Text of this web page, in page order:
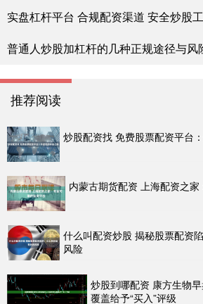
实盘杠杆平台 合规配资渠道 安全炒股
普通人炒股加杠杆的几种正规途径与风
推荐阅读
炒股配资找 免费股票配资平台
内蒙古期货配资 上海配资之
什么叫配资炒股 揭秘股票配资
风险
炒股到哪配资 康方生物
覆盖给予“买入”评级